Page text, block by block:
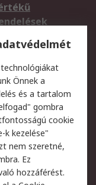
értékesítési
felhasználói
Önnek a
és a tartalom
gombra
cookie
k kezelése"
nem szeretné,
Ez
hozzáférést.